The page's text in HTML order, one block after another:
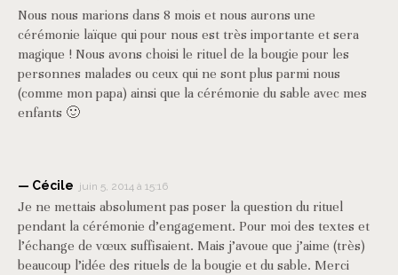
Nous nous marions dans 8 mois et nous aurons une
cérémonie laïque qui pour nous est très importante et sera
magique ! Nous avons choisi le rituel de la bougie pour les
personnes malades ou ceux qui ne sont plus parmi nous
(comme mon papa) ainsi que la cérémonie du sable avec mes
enfants 🙂
Cécile juin 5, 2014 à 15:16
Je ne mettais absolument pas poser la question du rituel
pendant la cérémonie d’engagement. Pour moi des textes et
l’échange de vœux suffisaient. Mais j’avoue que j’aime (très)
beaucoup l’idée des rituels de la bougie et du sable. Merci